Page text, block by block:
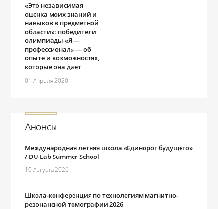
«Это независимая
оценка моих знаний и
навыков в предметной
области»: победители
олимпиады «Я —
профессионал» — об
опыте и возможностях,
которые она дает
01 Апреля 2020
Анонсы
Международная летняя школа «Единорог будущего»
/ DU Lab Summer School
10 Августа 2026
Школа-конференция по технологиям магнитно-
резонансной томографии 2026